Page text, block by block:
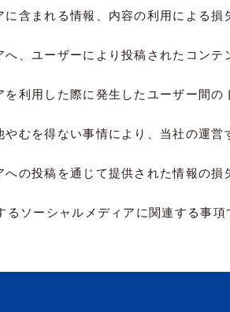
含まれる情報、内容の利用による損
、ユーザーにより投稿されたコンテ
利用した際に発生したユーザー間の
むを得ない事情により、当社の運
の投稿を通じて提供された情報の損
るソーシャルメディアに関連する事